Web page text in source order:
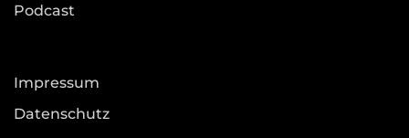
Podcast
Impressum
Datenschutz